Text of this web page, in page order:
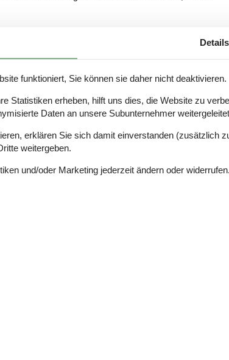
entlang der felsigen Küste von Listed. Erkunden Sie das
entdecken Sie die markanten Felsformationen der
Sie die interessanten Rundkirchen.
Details
funktioniert, Sie können sie daher nicht deaktivieren.
Statistiken erheben, hilft uns dies, die Website zu
Daten an unsere Subunternehmer
erklären Sie sich damit einverstanden (zusätzlich
weitergeben.
und/oder Marketing jederzeit ändern oder widerrufen.